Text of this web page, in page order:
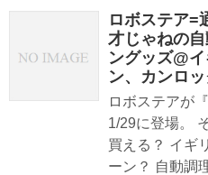
ロボステア=
才じゃねの
ングッズ@
ン、カンロ
ロボステアが
1/29に登場。
買える？ イギ
ーン？ 自動調